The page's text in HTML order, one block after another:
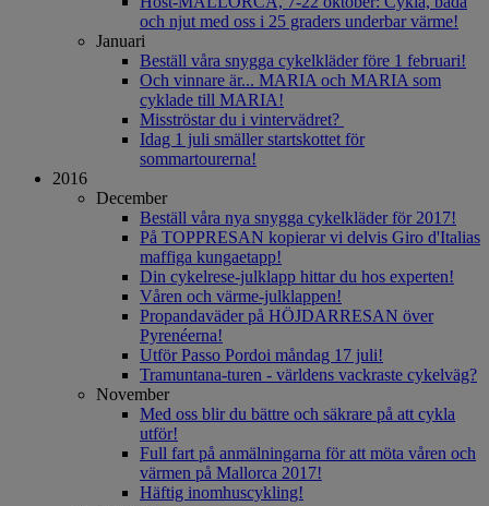
och njut med oss i 25 graders underbar värme!
Januari
Beställ våra snygga cykelkläder före 1 februari!
Och vinnare är... MARIA och MARIA som
cyklade till MARIA!
Misströstar du i vintervädret?
Idag 1 juli smäller startskottet för
sommartourerna!
2016
December
Beställ våra nya snygga cykelkläder för 2017!
På TOPPRESAN kopierar vi delvis Giro d'Italias
maffiga kungaetapp!
Din cykelrese-julklapp hittar du hos experten!
Våren och värme-julklappen!
Propandaväder på HÖJDARRESAN över
Pyrenéerna!
Utför Passo Pordoi måndag 17 juli!
Tramuntana-turen - världens vackraste cykelväg?
November
Med oss blir du bättre och säkrare på att cykla
utför!
Full fart på anmälningarna för att möta våren och
värmen på Mallorca 2017!
Häftig inomhuscykling!